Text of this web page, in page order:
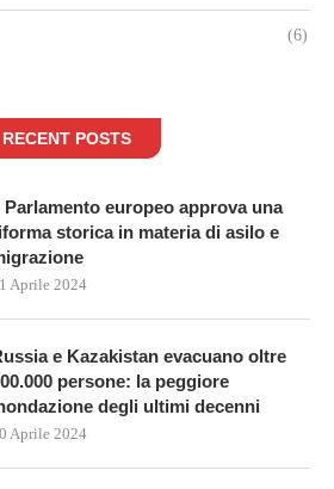
(6)
RECENT POSTS
Parlamento europeo approva una
storica in materia di asilo e
Aprile 2024
e Kazakistan evacuano oltre
persone: la peggiore
degli ultimi decenni
Aprile 2024